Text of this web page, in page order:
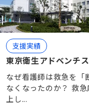
支援実績
東京衛生アドベンチ
なぜ看護師は救急を「
なくなったのか？ 救
上し...